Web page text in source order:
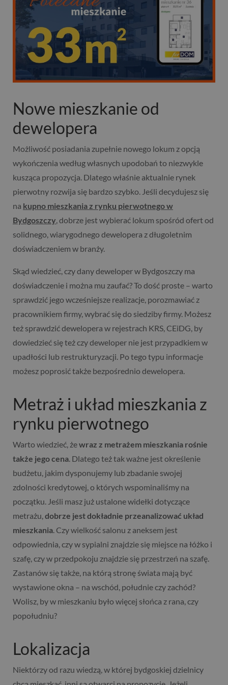
Nowe mieszkanie od
dewelopera
Możliwość posiadania zupełnie nowego lokum z opcją
wykończenia według własnych upodobań to niezwykle
kusząca propozycja. Dlatego właśnie aktualnie rynek
pierwotny rozwija się bardzo szybko. Jeśli decydujesz się
na kupno mieszkania z rynku pierwotnego w
Bydgoszczy , dobrze jest wybierać lokum spośród ofert od
solidnego, wiarygodnego dewelopera z długoletnim
doświadczeniem w branży.
Skąd wiedzieć, czy dany deweloper w Bydgoszczy ma
doświadczenie i można mu zaufać? To dość proste – warto
sprawdzić jego wcześniejsze realizacje, porozmawiać z
pracownikiem firmy, wybrać się do siedziby firmy. Możesz
też sprawdzić dewelopera w rejestrach KRS, CEiDG, by
dowiedzieć się też czy deweloper nie jest przypadkiem w
upadłości lub restrukturyzacji. Po tego typu informacje
możesz poprosić także bezpośrednio dewelopera.
Metraż i układ mieszkania z
rynku pierwotnego
Warto wiedzieć, żewraz z metrażem mieszkania rośnie
także jego cena . Dlatego też tak ważne jest określenie
budżetu, jakim dysponujemy lub zbadanie swojej
zdolności kredytowej, o których wspominaliśmy na
początku. Jeśli masz już ustalone widełki dotyczące
metrażu, dobrze jest dokładnie przeanalizować układ
mieszkania . Czy wielkość salonu z aneksem jest
odpowiednia, czy w sypialni znajdzie się miejsce na łóżko i
szafę, czy w przedpokoju znajdzie się przestrzeń na szafę.
Zastanów się także, na którą stronę świata mają być
wystawione okna – na wschód, południe czy zachód?
Wolisz, by w mieszkaniu było więcej słońca z rana, czy
popołudniu?
Lokalizacja
Niektórzy od razu wiedzą, w której bydgoskiej dzielnicy